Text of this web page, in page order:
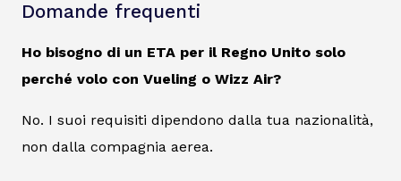
Domande frequenti
Ho bisogno di un ETA per il Regno Unito solo
perché volo con Vueling o Wizz Air?
No. I suoi requisiti dipendono dalla tua nazionalità,
non dalla compagnia aerea.